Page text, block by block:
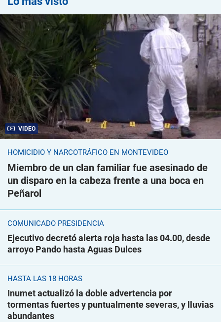
VIDEO
HOMICIDIO Y NARCOTRÁFICO EN MONTEVIDEO
Miembro de un clan familiar fue asesinado de
un disparo en la cabeza frente a una boca en
Peñarol
COMUNICADO PRESIDENCIA
Ejecutivo decretó alerta roja hasta las 04.00, desde
arroyo Pando hasta Aguas Dulces
HASTA LAS 18 HORAS
Inumet actualizó la doble advertencia por
tormentas fuertes y puntualmente severas, y lluvias
abundantes